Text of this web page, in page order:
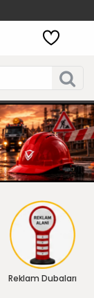
Reklam Dubaları